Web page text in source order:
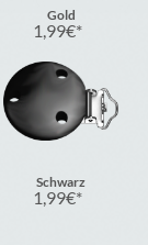
Gold
1,99€
Schwarz
1,99€